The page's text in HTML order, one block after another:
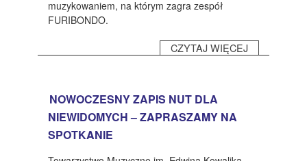
KONTAKT
muzykowaniem, na którym zagra zespół
FURIBONDO.
CZYTAJ WIĘCEJ
NOWOCZESNY ZAPIS NUT DLA
NIEWIDOMYCH – ZAPRASZAMY NA
SPOTKANIE